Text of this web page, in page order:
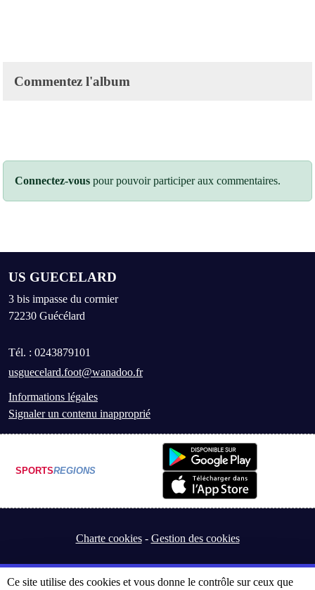
Commentez l'album
Connectez-vous pour pouvoir participer aux commentaires.
US GUECELARD
3 bis impasse du cormier
72230 Guécélard
Tél. : 0243879101
usguecelard.foot@wanadoo.fr
Informations légales
Signaler un contenu inapproprié
SPORTSREGIONS
Charte cookies Gestion des cookies
Ce site utilise des cookies et vous donne le contrôle sur ceux que